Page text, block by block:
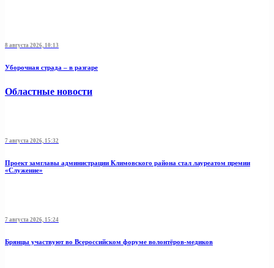
8 августа 2026, 10:13
Уборочная страда – в разгаре
Областные новости
7 августа 2026, 15:32
Проект замглавы администрации Климовского района стал лауреатом премии
«Служение»
7 августа 2026, 15:24
Брянцы участвуют во Всероссийском форуме волонтёров-медиков